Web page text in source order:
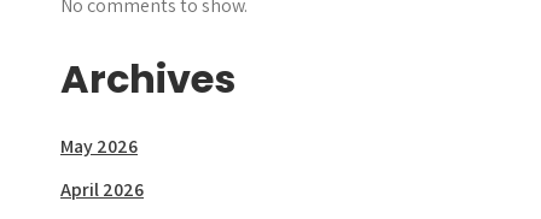
No comments to show.
Archives
May 2026
April 2026